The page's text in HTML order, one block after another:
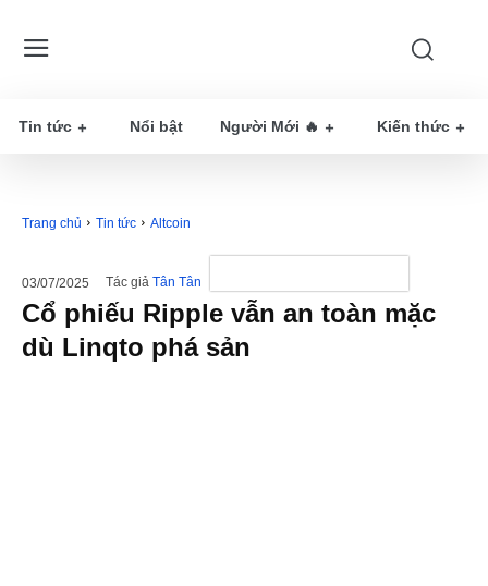
Tin tức Nổi bật Người Mới 🔥 Kiến thức
Trang chủ Tin tức Altcoin
03/07/2025 Tác giả Tân Tân
Cổ phiếu Ripple vẫn an toàn mặc
dù Linqto phá sản